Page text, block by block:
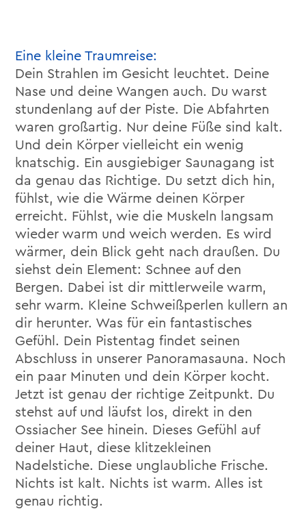
Eine kleine Traumreise:
Dein Strahlen im Gesicht leuchtet. Deine
Nase und deine Wangen auch. Du warst
stundenlang auf der Piste. Die Abfahrten
waren großartig. Nur deine Füße sind kalt.
Und dein Körper vielleicht ein wenig
knatschig. Ein ausgiebiger Saunagang ist
da genau das Richtige. Du setzt dich hin,
fühlst, wie die Wärme deinen Körper
erreicht. Fühlst, wie die Muskeln langsam
wieder warm und weich werden. Es wird
wärmer, dein Blick geht nach draußen. Du
siehst dein Element: Schnee auf den
Bergen. Dabei ist dir mittlerweile warm,
sehr warm. Kleine Schweißperlen kullern an
dir herunter. Was für ein fantastisches
Gefühl. Dein Pistentag findet seinen
Abschluss in unserer Panoramasauna. Noch
ein paar Minuten und dein Körper kocht.
Jetzt ist genau der richtige Zeitpunkt. Du
stehst auf und läufst los, direkt in den
Ossiacher See hinein. Dieses Gefühl auf
deiner Haut, diese klitzekleinen
Nadelstiche. Diese unglaubliche Frische.
Nichts ist kalt. Nichts ist warm. Alles ist
genau richtig.